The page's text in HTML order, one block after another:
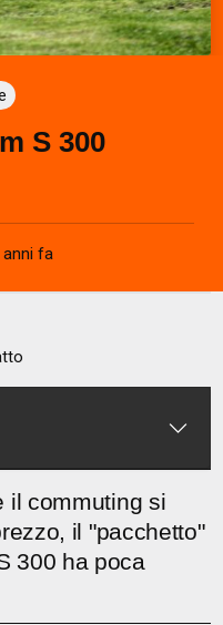
S 300
anni fa
il commuting si
il "pacchetto"
300 ha poca